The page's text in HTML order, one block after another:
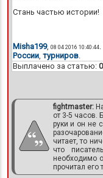
Стань частью истории!
Misha199, 08 04 2016 10:40:44.
России, турниров.
Выплачено за статью: 0
fightmaster:
от 3-5 часов.
руки и он не
читает, то
что
необходимо
прочитал его